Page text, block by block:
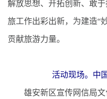
解放思想、开拓创新、敢
旅工作出彩出新，为建造“
贡献旅游力量。
活动现场。中
雄安新区宣传网信局文